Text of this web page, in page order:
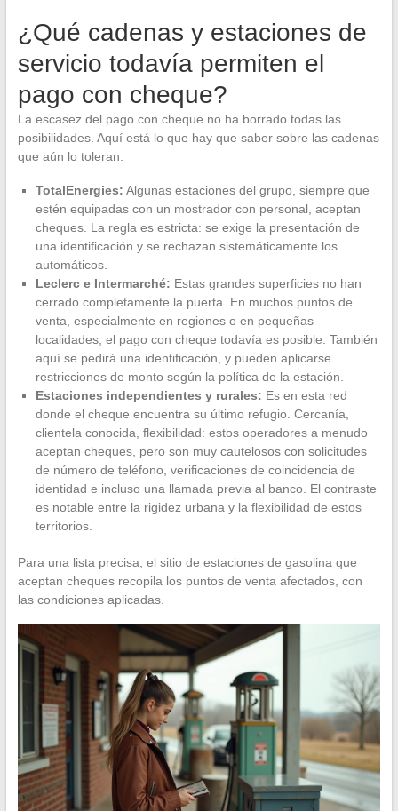
¿Qué cadenas y estaciones de
servicio todavía permiten el
pago con cheque?
La escasez del pago con cheque no ha borrado todas las
posibilidades. Aquí está lo que hay que saber sobre las cadenas
que aún lo toleran:
TotalEnergies: Algunas estaciones del grupo, siempre que
estén equipadas con un mostrador con personal, aceptan
cheques. La regla es estricta: se exige la presentación de
una identificación y se rechazan sistemáticamente los
automáticos.
Leclerc e Intermarché: Estas grandes superficies no han
cerrado completamente la puerta. En muchos puntos de
venta, especialmente en regiones o en pequeñas
localidades, el pago con cheque todavía es posible. También
aquí se pedirá una identificación, y pueden aplicarse
restricciones de monto según la política de la estación.
Estaciones independientes y rurales: Es en esta red
donde el cheque encuentra su último refugio. Cercanía,
clientela conocida, flexibilidad: estos operadores a menudo
aceptan cheques, pero son muy cautelosos con solicitudes
de número de teléfono, verificaciones de coincidencia de
identidad e incluso una llamada previa al banco. El contraste
es notable entre la rigidez urbana y la flexibilidad de estos
territorios.
Para una lista precisa, el sitio de estaciones de gasolina que
aceptan cheques recopila los puntos de venta afectados, con
las condiciones aplicadas.